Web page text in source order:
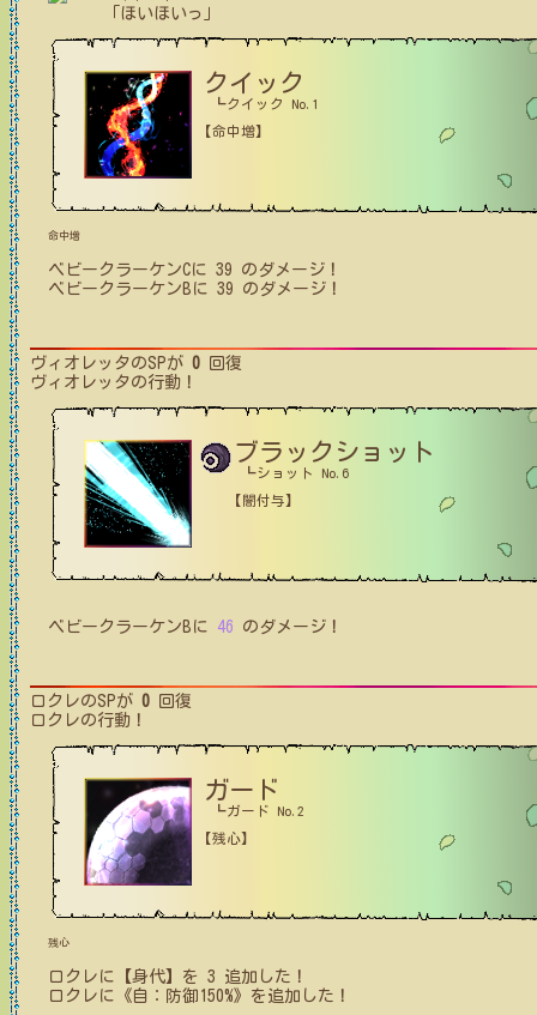
「ほいほいっ」
クイック
┗クイック No.1
【命中増】
命中増
ベビークラーケンCに 39 のダメージ！
ベビークラーケンB に 39 のダメージ！
ヴィオレッタのSPが 0 回復
ヴィオレッタの行動！
ブラックショット
┗ショット No.6
【闇付与】
ベビークラーケンB に 46 のダメージ！
ロクレのSPが 0 回復
ロクレの行動！
ガード
┗ガード No.2
【残心】
残心
ロクレ に【身代】を 3 追加した！
ロクレ に 《自：防御150%》 を追加した！